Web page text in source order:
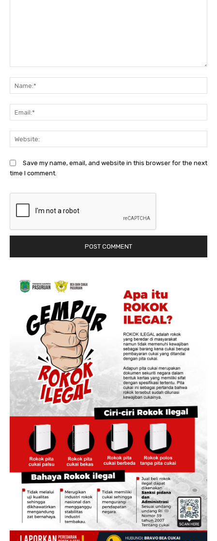
Save my name, email, and website in this browser for the next
time I comment.